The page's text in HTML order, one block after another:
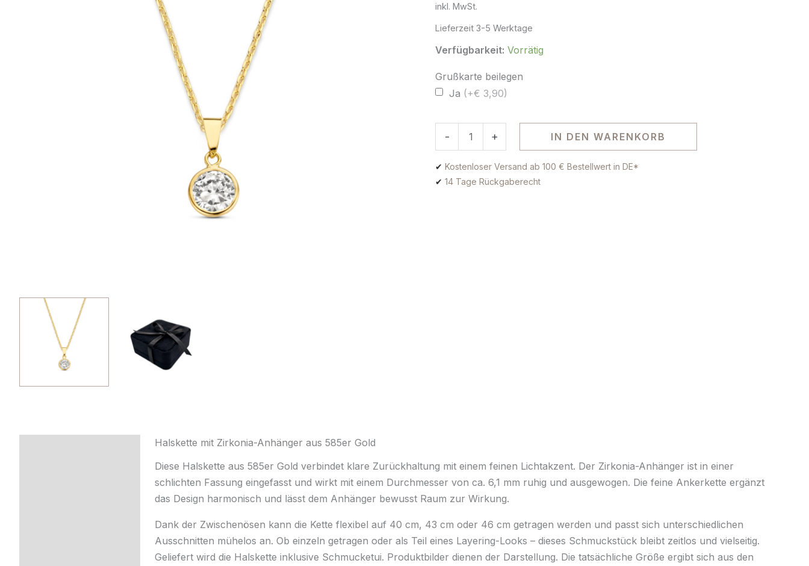
inkl. MwSt.
Lieferzeit3-5 Werktage
Verfügbarkeit: Vorrätig
Grußkarte beilegen
Ja (+€ 3,90)
- + IN DEN WARENKORB
✔Kostenloser Versand ab 100 € Bestellwert in DE*
✔14 Tage Rückgaberecht
Halskette mit Zirkonia-Anhänger aus 585er Gold
Diese Halskette aus 585er Gold verbindet klare Zurückhaltung mit einem feinen Lichtakzent. Der Zirkonia-Anhänger ist in einer
schlichten Fassung eingefasst und wirkt mit einem Durchmesser von ca. 6,1 mm ruhig und ausgewogen. Die feine Ankerkette ergänzt
das Design harmonisch und lässt dem Anhänger bewusst Raum zur Wirkung.
Dank der Zwischenösen kann die Kette flexibel auf 40 cm, 43 cm oder 46 cm getragen werden und passt sich unterschiedlichen
Ausschnitten mühelos an. Ob einzeln getragen oder als Teil eines Layering-Looks – dieses Schmuckstück bleibt zeitlos und vielseitig.
Geliefert wird die Halskette inklusive Schmucketui. Produktbilder dienen der Darstellung. Die tatsächliche Größe ergibt sich aus den